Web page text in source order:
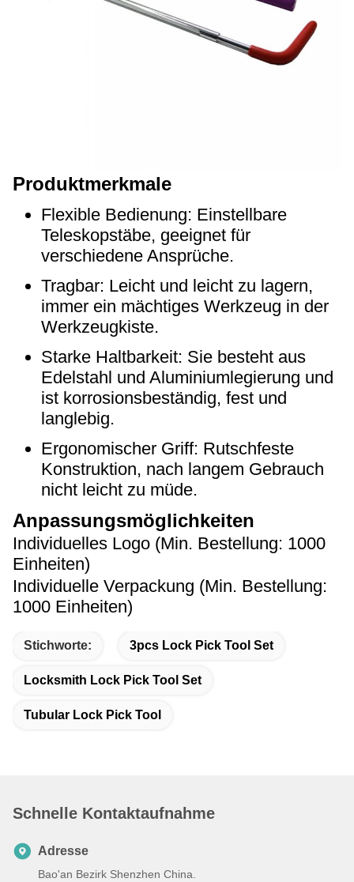
Produktmerkmale
Flexible Bedienung: Einstellbare
Teleskopstäbe, geeignet für
verschiedene Ansprüche.
Tragbar: Leicht und leicht zu lagern,
immer ein mächtiges Werkzeug in der
Werkzeugkiste.
Starke Haltbarkeit: Sie besteht aus
Edelstahl und Aluminiumlegierung und
ist korrosionsbeständig, fest und
langlebig.
Ergonomischer Griff: Rutschfeste
Konstruktion, nach langem Gebrauch
nicht leicht zu müde.
Anpassungsmöglichkeiten
Individuelles Logo (Min. Bestellung: 1000
Einheiten)
Individuelle Verpackung (Min. Bestellung:
1000 Einheiten)
Stichworte: 3pcs Lock Pick Tool Set
Locksmith Lock Pick Tool Set
Tubular Lock Pick Tool
Schnelle Kontaktaufnahme
Adresse
Bao'an Bezirk Shenzhen China.